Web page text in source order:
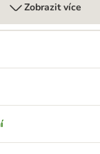
Zobrazit více